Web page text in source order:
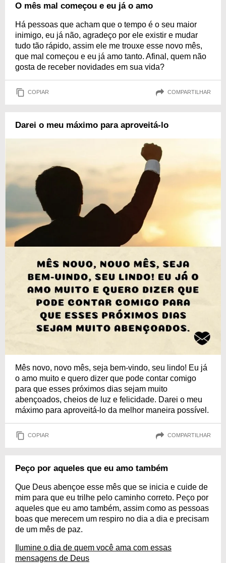
O mês mal começou e eu já o amo
Há pessoas que acham que o tempo é o seu maior
inimigo, eu já não, agradeço por ele existir e mudar
tudo tão rápido, assim ele me trouxe esse novo mês,
que mal começou e eu já amo tanto. Afinal, quem não
gosta de receber novidades em sua vida?
COPIAR COMPARTILHAR
Darei o meu máximo para aproveitá-lo
Mês novo, novo mês, seja bem-vindo, seu lindo! Eu já
o amo muito e quero dizer que pode contar comigo
para que esses próximos dias sejam muito
abençoados, cheios de luz e felicidade. Darei o meu
máximo para aproveitá-lo da melhor maneira possível.
COPIAR COMPARTILHAR
Peço por aqueles que eu amo também
Que Deus abençoe esse mês que se inicia e cuide de
mim para que eu trilhe pelo caminho correto. Peço por
aqueles que eu amo também, assim como as pessoas
boas que merecem um respiro no dia a dia e precisam
de um mês de paz.
Ilumine o dia de quem você ama com essas
mensagens de Deus